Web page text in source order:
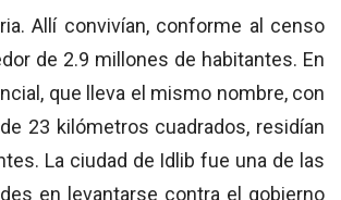
Allí convivían, conforme al censo
de 2.9 millones de habitantes. En
que lleva el mismo nombre, con
23 kilómetros cuadrados, residían
La ciudad de Idlib fue una de las
en levantarse contra el gobierno